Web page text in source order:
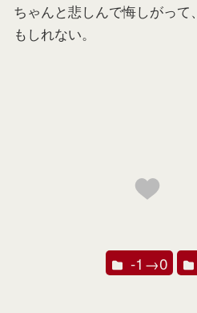
ちゃんと悲しんで悔しがっ
もしれない。
-1→0